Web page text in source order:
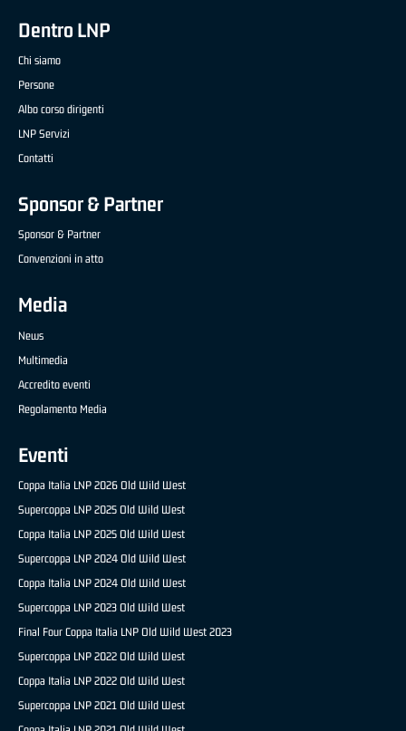
Dentro LNP
Chi siamo
Persone
Albo corso dirigenti
LNP Servizi
Contatti
Sponsor & Partner
Sponsor & Partner
Convenzioni in atto
Media
News
Multimedia
Accredito eventi
Regolamento Media
Eventi
Coppa Italia LNP 2026 Old Wild West
Supercoppa LNP 2025 Old Wild West
Coppa Italia LNP 2025 Old Wild West
Supercoppa LNP 2024 Old Wild West
Coppa Italia LNP 2024 Old Wild West
Supercoppa LNP 2023 Old Wild West
Final Four Coppa Italia LNP Old Wild West 2023
Supercoppa LNP 2022 Old Wild West
Coppa Italia LNP 2022 Old Wild West
Supercoppa LNP 2021 Old Wild West